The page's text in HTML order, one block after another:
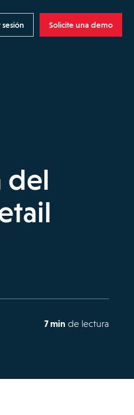
sesión Solicite una demo
del
7 min de lectura